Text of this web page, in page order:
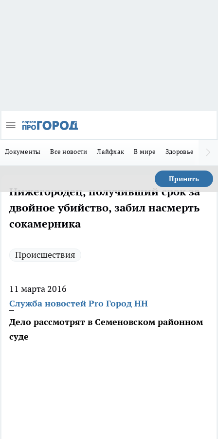
Документы Все новости Лайфхак В мире Здоровье
Принять
Нижегородец, получивший срок за
двойное убийство, забил насмерть
сокамерника
Происшествия
11 марта 2016
Служба новостей Pro Город НН
Дело рассмотрят в Семеновском районном
суде